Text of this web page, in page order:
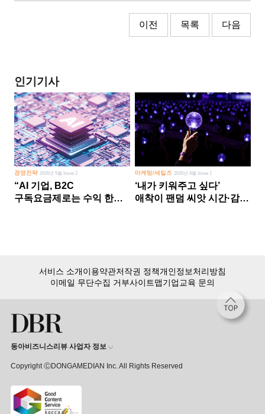
이전 목록 다음
인기기사
경영전략 2026년 5월 Issue 2
“AI 기업, B2C
구독요금제로는 수익 한계
마케팅/세일즈 2026년 8월 Issue 1
‘내가 키워주고 싶다’
애착이 팬덤 씨앗 시간·감정
15,000여 건의 DBR 콘텐츠를
서비스 소개이용약관저작권 정책개인정보처리방침
이메일 무단수집 거부사이트맵기업교육 문의
동아비즈니스리뷰 사업자 정보
Copyright ⒸDONGAMEDIAN Inc. All Rights Reserved